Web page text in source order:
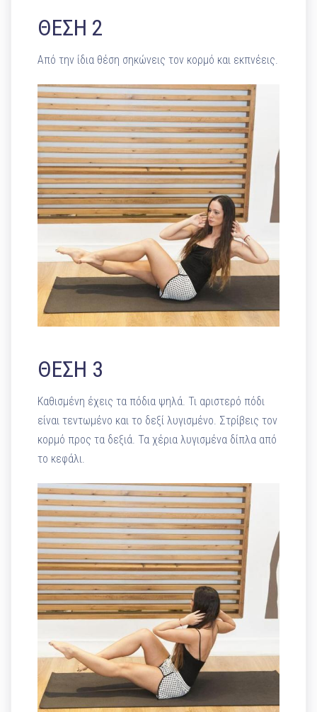
ΘΕΣΗ 2
Από την ίδια θέση σηκώνεις τον κορμό και εκπνέεις.
ΘΕΣΗ 3
Καθισμένη έχεις τα πόδια ψηλά. Τι αριστερό πόδι
είναι τεντωμένο και το δεξί λυγισμένο. Στρίβεις τον
κορμό προς τα δεξιά. Τα χέρια λυγισμένα δίπλα από
το κεφάλι.